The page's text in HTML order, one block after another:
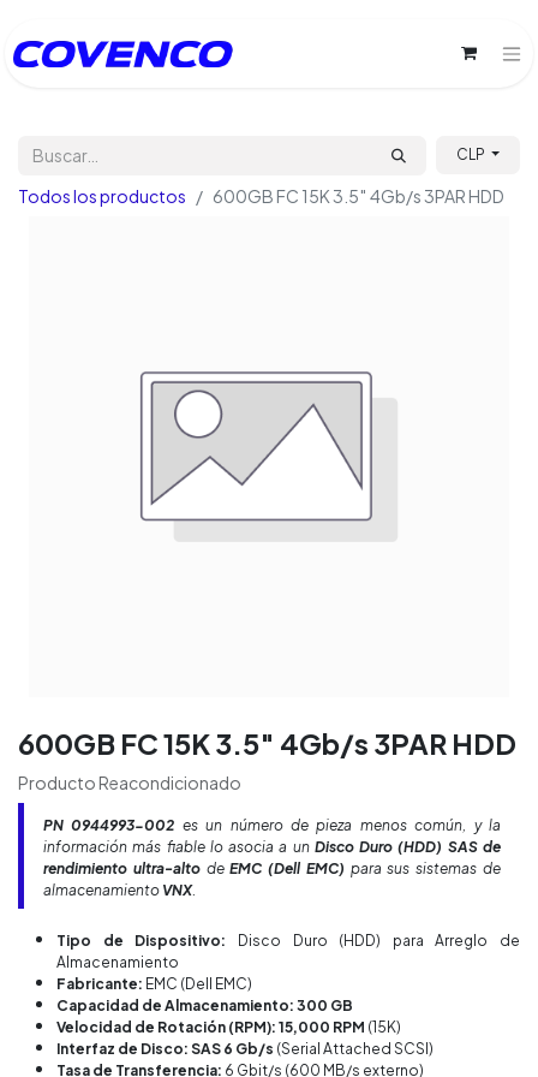
CLP
Todos los productos 600GB FC 15K 3.5″ 4Gb/s 3PAR HDD
600GB FC 15K 3.5″ 4Gb/s 3PAR HDD
Producto Reacondicionado
PN 0944993-002 es un número de pieza menos común, y la
información más fiable lo asocia a un Disco Duro (HDD) SAS de
rendimiento ultra-altodeEMC (Dell EMC) para sus sistemas de
almacenamiento VNX.
Tipo de Dispositivo:
Disco Duro (HDD) para Arreglo de
Almacenamiento
Fabricante: EMC (Dell EMC)
Capacidad de Almacenamiento: 300 GB
Velocidad de Rotación (RPM): 15,000 RPM (15K)
Interfaz de Disco: SAS 6 Gb/s (Serial Attached SCSI)
Tasa de Transferencia: 6 Gbit/s (600 MB/s externo)